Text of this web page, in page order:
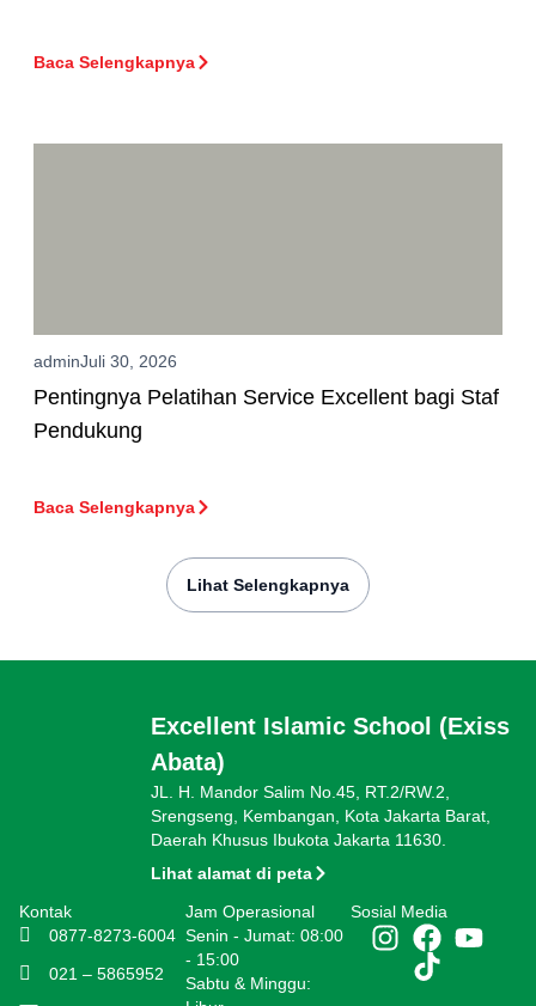
Baca Selengkapnya
adminJuli 30, 2026
Pentingnya Pelatihan Service Excellent bagi Staf
Pendukung
Baca Selengkapnya
Lihat Selengkapnya
Excellent Islamic School (Exiss
Abata)
JL. H. Mandor Salim No.45, RT.2/RW.2,
Srengseng, Kembangan, Kota Jakarta Barat,
Daerah Khusus Ibukota Jakarta 11630.
Lihat alamat di peta
Kontak
0877-8273-6004
021 – 5865952
Jam Operasional
Senin - Jumat: 08:00
- 15:00
Sabtu & Minggu:
Sosial Media